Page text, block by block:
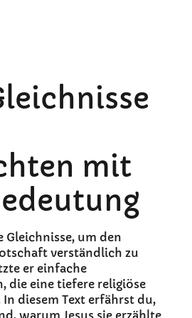
mit
Gleichnisse, um den
verständlich zu
er einfache
die eine tiefere religiöse
diesem Text erfährst du,